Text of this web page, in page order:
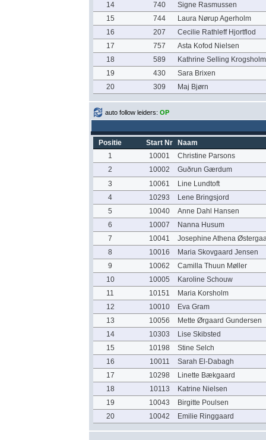
14
740
Signe Rasmussen
15
744
Laura Nørup Agerholm
16
207
Cecilie Rathleff Hjortflod
17
757
Asta Kofod Nielsen
18
589
Kathrine Selling Krogsholm
19
430
Sara Brixen
20
309 Maj Bjørn
auto follow leiders: OP
Positie Start Nr
Naam
1
10001
Christine Parsons
2
10002
Guðrun Gærdum
3
10061
Line Lundtoft
4
10293
Lene Bringsjord
5
10040
Anne Dahl Hansen
6
10007
Nanna Husum
7
10041
Josephine Athena
8
10016
Maria Skovgaard Jensen
9
10062
Camilla Thuun Møller
10
10005
Karoline Schouw
11
10151
Maria Korsholm
12
10010
Eva Gram
13
10056
Mette Ørgaard Gundersen
14
10303
Lise Skibsted
15
10198
Stine Selch
16
10011
Sarah El-Dabagh
17
10298
Linette Bækgaard
18
10113
Katrine Nielsen
19
10043
Birgitte Poulsen
20
10042 Emilie Ringgaard